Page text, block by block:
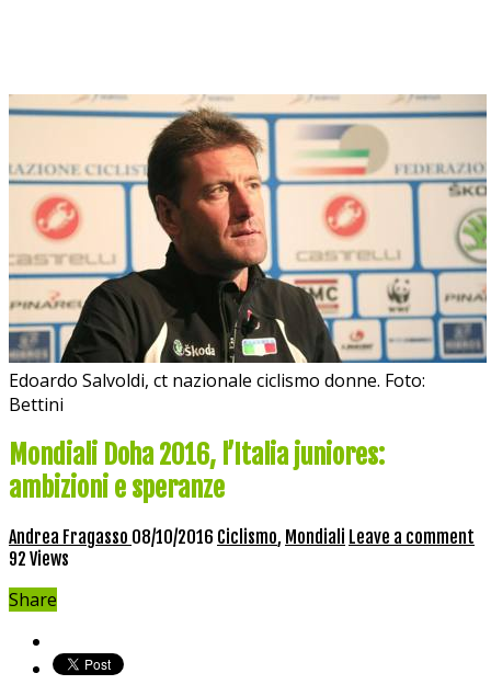
Edoardo Salvoldi, ct nazionale ciclismo donne. Foto:
Bettini
Mondiali Doha 2016, l’Italia juniores:
ambizioni e speranze
Andrea Fragasso 08/10/2016 Ciclismo, Mondiali Leave a comment
92 Views
Share